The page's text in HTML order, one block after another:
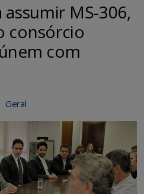
MS-306,
consórcio
com
Geral